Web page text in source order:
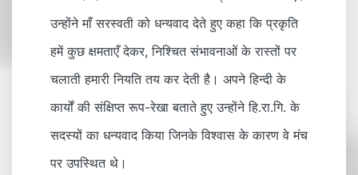
उन्होंने माँ सरस्वती को धन्यवाद देते हुए कहा कि प्रकृति
हमें कुछ क्षमताएँ देकर, निश्चित संभावनाओं के रास्तों पर
चलाती हमारी नियति तय कर देती है। अपने हिन्दी के
कार्यों की संक्षिप्त रूप-रेखा बताते हुए उन्होंने हि.रा.गि. के
सदस्यों का धन्यवाद किया जिनके विश्वास के कारण वे मंच
पर उपस्थित थे।